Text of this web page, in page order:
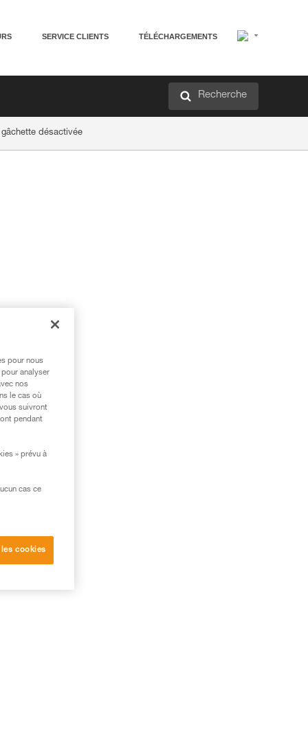
SERVICE CLIENTS TÉLÉCHARGEMENTS
Recherche
désactivée
pour nous
analyser
nos
le cas où
suivront
pendant
» prévu à
cas ce
cookies